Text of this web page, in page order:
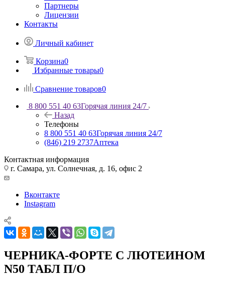
Партнеры
Лицензии
Контакты
Личный кабинет
Корзина0
Избранные товары0
Сравнение товаров0
8 800 551 40 63Горячая линия 24/7
Назад
Телефоны
8 800 551 40 63Горячая линия 24/7
(846) 219 2737Аптека
Контактная информация
г. Самара, ул. Солнечная, д. 16, офис 2
Вконтакте
Instagram
ЧЕРНИКА-ФОРТЕ С ЛЮТЕИНОМ
N50 ТАБЛ П/О